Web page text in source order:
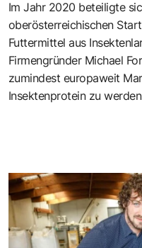
Im Jahr 2020 beteiligte
oberösterreichischen
Futtermittel aus
Firmengründer Michael
zumindest europaweit
Insektenprotein zu